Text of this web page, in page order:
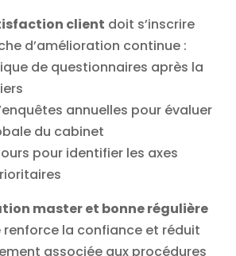
client doit s’inscrire
d’amélioration continue :
de questionnaires après la
annuelles pour évaluer
du cabinet
pour identifier les axes
master et bonne régulière
renforce la confiance et réduit
associée aux procédures